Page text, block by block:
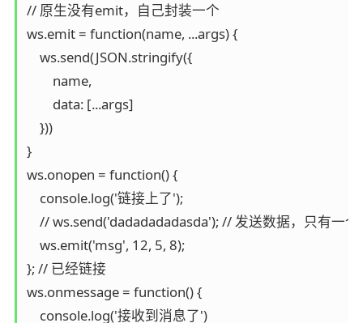
// 原生没有emit，自己封装一个
ws.emit = function(name, ...args) {
ws.send(JSON.stringify({
name,
data: [...args]
}))
}
ws.onopen = function() {
console.log('链接上了');
// ws.send('dadadadadasda'); // 发送数据，只有一
ws.emit('msg', 12, 5, 8);
}; // 已经链接
ws.onmessage = function() {
console.log('接收到消息了')